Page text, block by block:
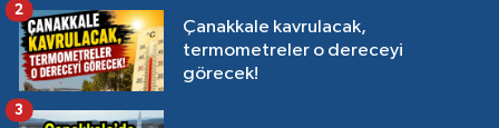
Çanakkale kavrulacak,
termometreler o dereceyi
görecek!
2
3